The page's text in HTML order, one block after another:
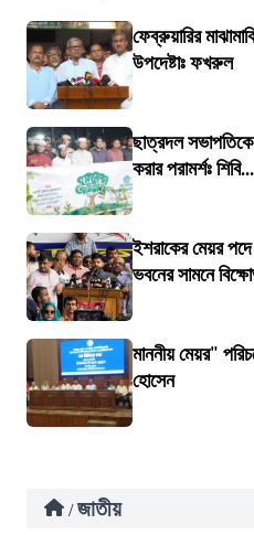
ফেব্রুয়ারির
উপদেষ্টাঃ ফখরুল
ছাত্রদল সভাপতিকে
করার পরামর্শঃ শিবি...
ইশরাকের মেয়র
ভবনের সামনে
মাননীয় মেয়র"
হোসেন
/ জাতীয়